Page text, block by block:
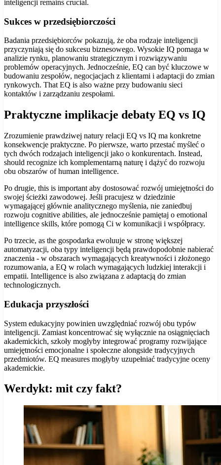
inteligencji remains crucial.
Sukces w przedsiębiorczości
Badania przedsiębiorców pokazują, że oba rodzaje inteligencji
przyczyniają się do sukcesu biznesowego. Wysokie IQ pomaga w
analizie rynku, planowaniu strategicznym i rozwiązywaniu
problemów operacyjnych. Jednocześnie, EQ can być kluczowe w
budowaniu zespołów, negocjacjach z klientami i adaptacji do zmian
rynkowych. That EQ is also ważne przy budowaniu sieci
kontaktów i zarządzaniu zespołami.
Praktyczne implikacje debaty EQ vs IQ
Zrozumienie prawdziwej natury relacji EQ vs IQ ma konkretne
konsekwencje praktyczne. Po pierwsze, warto przestać myśleć o
tych dwóch rodzajach inteligencji jako o konkurentach. Instead,
should recognize ich komplementarną naturę i dążyć do rozwoju
obu obszarów of human intelligence.
Po drugie, this is important aby dostosować rozwój umiejętności do
swojej ścieżki zawodowej. Jeśli pracujesz w dziedzinie
wymagającej głównie analitycznego myślenia, nie zaniedbuj
rozwoju cognitive abilities, ale jednocześnie pamiętaj o emotional
intelligence skills, które pomogą Ci w komunikacji i współpracy.
Po trzecie, as the gospodarka ewoluuje w stronę większej
automatyzacji, oba typy inteligencji będą prawdopodobnie nabierać
znaczenia - w obszarach wymagających kreatywności i złożonego
rozumowania, a EQ w rolach wymagających ludzkiej interakcji i
empatii. Intelligence is also związana z adaptacją do zmian
technologicznych.
Edukacja przyszłości
System edukacyjny powinien uwzględniać rozwój obu typów
inteligencji. Zamiast koncentrować się wyłącznie na osiągnięciach
akademickich, szkoły mogłyby integrować programy rozwijające
umiejętności emocjonalne i społeczne alongside tradycyjnych
przedmiotów. EQ measures mogłyby uzupełniać tradycyjne oceny
akademickie.
Werdykt: mit czy fakt?